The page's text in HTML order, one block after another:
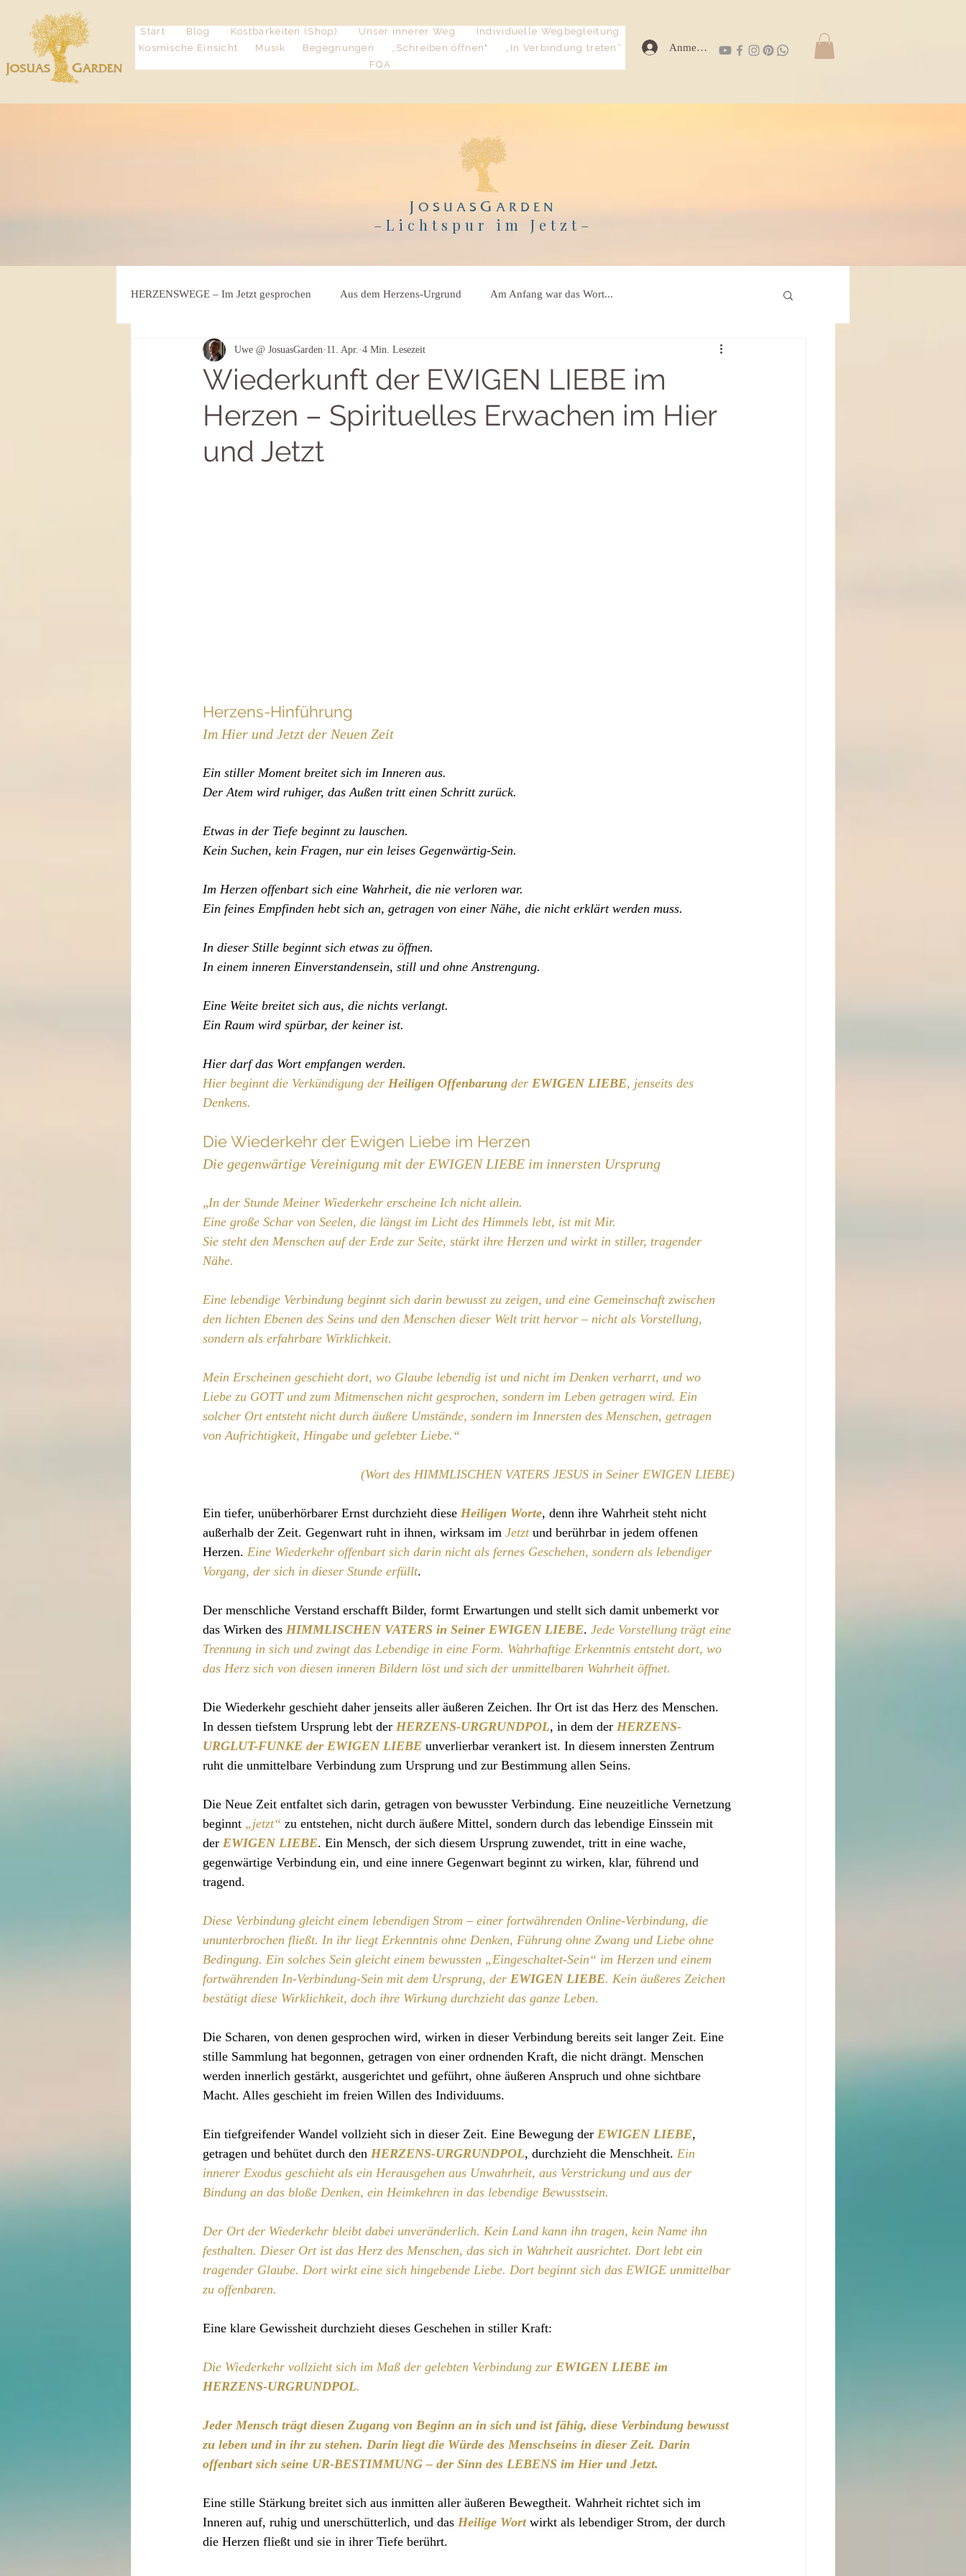
Start Blog Kostbarkeiten (Shop) Unser innerer Weg
Individuelle Wegbegleitung
Kosmische Einsicht
Musik Begegnungen „Schreiben öffnen"
„In Verbindung treten“
FQA
Anmelden
J OSUAS G ARDEN
–Lichtspur im Jetzt –
HERZENSWEGE – Im Jetzt gesprochen Aus dem Herzens-Urgrund Am Anfang war das Wort...
Genährt aus Licht und Leben Aus dem Strom der Sterne Gedanken zu Gast
Wiederkunft der EWIGEN LIEBE im
Herzen – Spirituelles Erwachen im Hier
und Jetzt
Uwe @ JosuasGarden 11. Apr. 4 Min. Lesezeit
Herzens-Hinführung
Im Hier und Jetzt der Neuen Zeit
Ein stiller Moment breitet sich im Inneren aus.
Der Atem wird ruhiger, das Außen tritt einen Schritt zurück.
Etwas in der Tiefe beginnt zu lauschen.
Kein Suchen, kein Fragen, nur ein leises Gegenwärtig-Sein.
Im Herzen offenbart sich eine Wahrheit, die nie verloren war.
Ein feines Empfinden hebt sich an, getragen von einer Nähe, die nicht erklärt werden muss.
In dieser Stille beginnt sich etwas zu öffnen.
In einem inneren Einverstandensein, still und ohne Anstrengung.
Eine Weite breitet sich aus, die nichts verlangt.
Ein Raum wird spürbar, der keiner ist.
Hier darf das Wort empfangen werden.
Hier beginnt die Verkündigung der Heiligen Offenbarung der EWIGEN LIEBE, jenseits des
Denkens.
Die Wiederkehr der Ewigen Liebe im Herzen
Die gegenwärtige Vereinigung mit der EWIGEN LIEBE im innersten Ursprung
„In der Stunde Meiner Wiederkehr erscheine Ich nicht allein.
Eine große Schar von Seelen, die längst im Licht des Himmels lebt, ist mit Mir.
Sie steht den Menschen auf der Erde zur Seite, stärkt ihre Herzen und wirkt in stiller, tragender
Nähe.
Eine lebendige Verbindung beginnt sich darin bewusst zu zeigen, und eine Gemeinschaft zwischen
den lichten Ebenen des Seins und den Menschen dieser Welt tritt hervor – nicht als Vorstellung,
sondern als erfahrbare Wirklichkeit.
Mein Erscheinen geschieht dort, wo Glaube lebendig ist und nicht im Denken verharrt, und wo
Liebe zu GOTT und zum Mitmenschen nicht gesprochen, sondern im Leben getragen wird. Ein
solcher Ort entsteht nicht durch äußere Umstände, sondern im Innersten des Menschen, getragen
von Aufrichtigkeit, Hingabe und gelebter Liebe.“
(Wort des HIMMLISCHEN VATERS JESUS in Seiner EWIGEN LIEBE)
Ein tiefer, unüberhörbarer Ernst durchzieht diese Heiligen Worte, denn ihre Wahrheit steht nicht
außerhalb der Zeit. Gegenwart ruht in ihnen, wirksam im Jetzt und berührbar in jedem offenen
Herzen. Eine Wiederkehr offenbart sich darin nicht als fernes Geschehen, sondern als lebendiger
Vorgang, der sich in dieser Stunde erfüllt.
Der menschliche Verstand erschafft Bilder, formt Erwartungen und stellt sich damit unbemerkt vor
das Wirken des HIMMLISCHEN VATERS in Seiner EWIGEN LIEBE. Jede Vorstellung trägt eine
Trennung in sich und zwingt das Lebendige in eine Form. Wahrhaftige Erkenntnis entsteht dort, wo
das Herz sich von diesen inneren Bildern löst und sich der unmittelbaren Wahrheit öffnet.
Die Wiederkehr geschieht daher jenseits aller äußeren Zeichen. Ihr Ort ist das Herz des Menschen.
In dessen tiefstem Ursprung lebt der HERZENS-URGRUNDPOL, in dem der HERZENS-
URGLUT-FUNKE der EWIGEN LIEBE unverlierbar verankert ist. In diesem innersten Zentrum
ruht die unmittelbare Verbindung zum Ursprung und zur Bestimmung allen Seins.
Die Neue Zeit entfaltet sich darin, getragen von bewusster Verbindung. Eine neuzeitliche Vernetzung
beginnt „jetzt“ zu entstehen, nicht durch äußere Mittel, sondern durch das lebendige Einssein mit
der EWIGEN LIEBE. Ein Mensch, der sich diesem Ursprung zuwendet, tritt in eine wache,
gegenwärtige Verbindung ein, und eine innere Gegenwart beginnt zu wirken, klar, führend und
tragend.
Diese Verbindung gleicht einem lebendigen Strom – einer fortwährenden Online-Verbindung, die
ununterbrochen fließt. In ihr liegt Erkenntnis ohne Denken, Führung ohne Zwang und Liebe ohne
Bedingung. Ein solches Sein gleicht einem bewussten „Eingeschaltet-Sein“ im Herzen und einem
fortwährenden In-Verbindung-Sein mit dem Ursprung, der EWIGEN LIEBE. Kein äußeres Zeichen
bestätigt diese Wirklichkeit, doch ihre Wirkung durchzieht das ganze Leben.
Die Scharen, von denen gesprochen wird, wirken in dieser Verbindung bereits seit langer Zeit. Eine
stille Sammlung hat begonnen, getragen von einer ordnenden Kraft, die nicht drängt. Menschen
werden innerlich gestärkt, ausgerichtet und geführt, ohne äußeren Anspruch und ohne sichtbare
Macht. Alles geschieht im freien Willen des Individuums.
Ein tiefgreifender Wandel vollzieht sich in dieser Zeit. Eine Bewegung der EWIGEN LIEBE,
getragen und behütet durch den HERZENS-URGRUNDPOL, durchzieht die Menschheit. Ein
innerer Exodus geschieht als ein Herausgehen aus Unwahrheit, aus Verstrickung und aus der
Bindung an das bloße Denken, ein Heimkehren in das lebendige Bewusstsein.
Der Ort der Wiederkehr bleibt dabei unveränderlich. Kein Land kann ihn tragen, kein Name ihn
festhalten. Dieser Ort ist das Herz des Menschen, das sich in Wahrheit ausrichtet. Dort lebt ein
tragender Glaube. Dort wirkt eine sich hingebende Liebe. Dort beginnt sich das EWIGE unmittelbar
zu offenbaren.
Eine klare Gewissheit durchzieht dieses Geschehen in stiller Kraft:
Die Wiederkehr vollzieht sich im Maß der gelebten Verbindung zur EWIGEN LIEBE im
HERZENS-URGRUNDPOL.
Jeder Mensch trägt diesen Zugang von Beginn an in sich und ist fähig, diese Verbindung bewusst
zu leben und in ihr zu stehen. Darin liegt die Würde des Menschseins in dieser Zeit. Darin
offenbart sich seine UR-BESTIMMUNG – der Sinn des LEBENS im Hier und Jetzt.
Eine stille Stärkung breitet sich aus inmitten aller äußeren Bewegtheit. Wahrheit richtet sich im
Inneren auf, ruhig und unerschütterlich, und das Heilige Wort wirkt als lebendiger Strom, der durch
die Herzen fließt und sie in ihrer Tiefe berührt.